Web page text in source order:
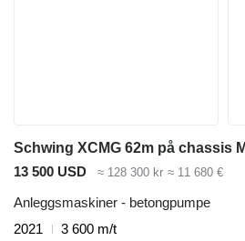
Schwing XCMG 62m på chassis
13 500 USD
≈ 128 300 kr ≈ 11 680 €
Anleggsmaskiner - betongpumpe
2021
3 600 m/t